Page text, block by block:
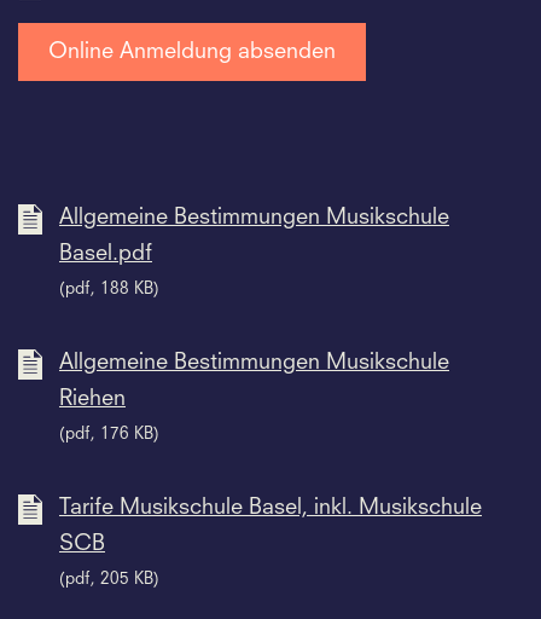
Allgemeine Bestimmungen Musikschule
Basel.pdf
(pdf, 188 KB)
Allgemeine Bestimmungen Musikschule
Riehen
(pdf, 176 KB)
Tarife Musikschule Basel, inkl. Musikschule
SCB
(pdf, 205 KB)